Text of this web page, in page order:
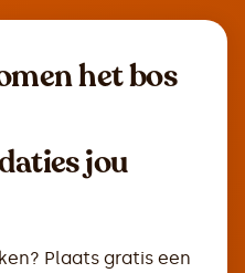
het bos
jou
Plaats gratis een